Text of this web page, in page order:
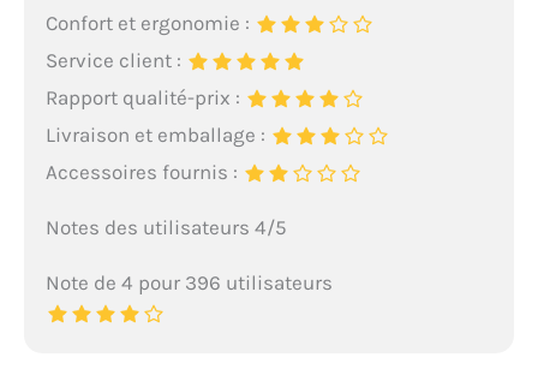
Confort et ergonomie :
Service client :
Rapport qualité-prix :
Livraison et emballage :
Accessoires fournis :
Notes des utilisateurs 4/5
Note de 4 pour 396 utilisateurs